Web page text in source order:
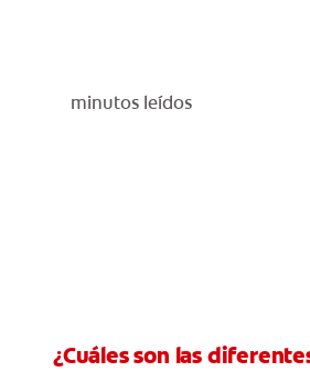
minutos leídos
¿Cuáles son las